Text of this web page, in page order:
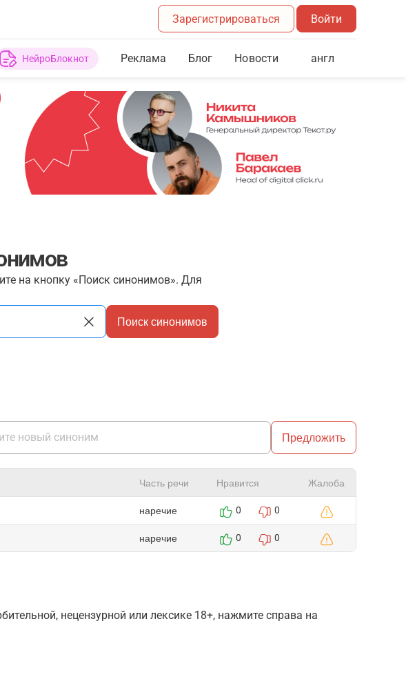
Зарегистрироваться Войти
НейроБлокнот Реклама Блог Новости англ
на кнопку «Поиск синонимов». Для
Поиск синонимов
Предложить
Часть речи Нравится Жалоба
наречие 0 0
наречие 0 0
нецензурной или лексике 18+, нажмите справа на